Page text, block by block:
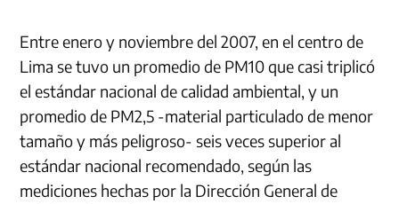
Entre enero y noviembre del 2007, en el centro de
Lima se tuvo un promedio de PM10 que casi triplicó
el estándar nacional de calidad ambiental, y un
promedio de PM2,5 -material particulado de menor
tamaño y más peligroso- seis veces superior al
estándar nacional recomendado, según las
mediciones hechas por la Dirección General de